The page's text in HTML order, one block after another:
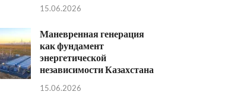
15.06.2026
Маневренная генерация
как фундамент
энергетической
независимости Казахстана
15.06.2026